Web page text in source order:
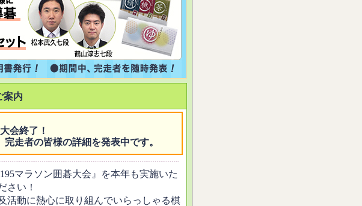
案内
大会終了！
走者の皆様の詳細を発表中です。
マラソン囲碁大会』を本年も実施いた
さい！
活動に熱心に取り組んでいらっしゃる棋